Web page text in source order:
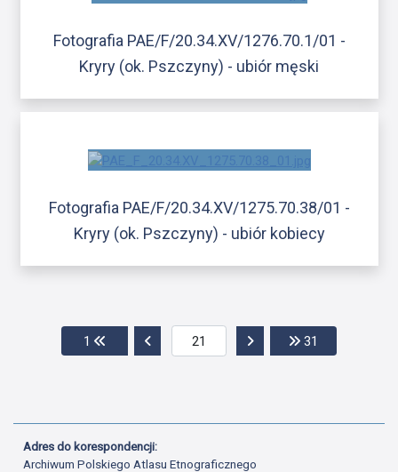
Fotografia PAE/F/20.34.XV/1276.70.1/01 -
Kryry (ok. Pszczyny) - ubiór męski
Fotografia PAE/F/20.34.XV/1275.70.38/01 -
Kryry (ok. Pszczyny) - ubiór kobiecy
1 Przejdź do pierwszej strony
Przejdź do poprzedniej stronyPrzejdź do następnej
31
Adres do korespondencji:
Archiwum Polskiego Atlasu Etnograficznego